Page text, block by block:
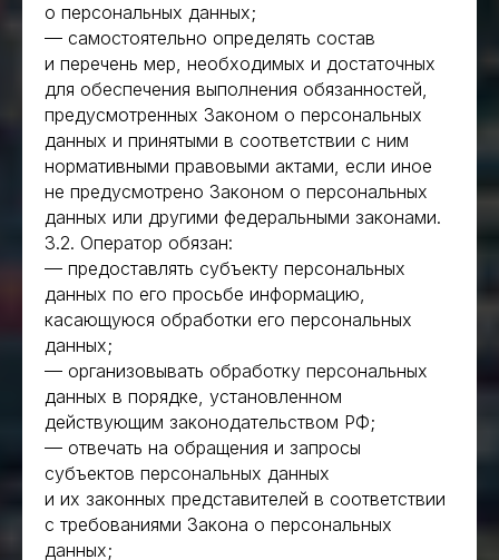
о персональных данных;
— самостоятельно определять состав
и перечень мер, необходимых и достаточных
для обеспечения выполнения обязанностей,
предусмотренных Законом о персональных
данных и принятыми в соответствии с ним
нормативными правовыми актами, если иное
не предусмотрено Законом о персональных
данных или другими федеральными законами.
3.2. Оператор обязан:
— предоставлять субъекту персональных
данных по его просьбе информацию,
касающуюся обработки его персональных
данных;
— организовывать обработку персональных
данных в порядке, установленном
действующим законодательством РФ;
— отвечать на обращения и запросы
субъектов персональных данных
и их законных представителей в соответствии
с требованиями Закона о персональных
данных;